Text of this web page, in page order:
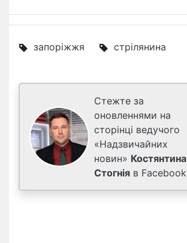
запоріжжя стрілянина
Стежте за
оновленнями на
сторінці ведучого
«Надзвичайних
новин» Костянтина
Стогнія в Facebook